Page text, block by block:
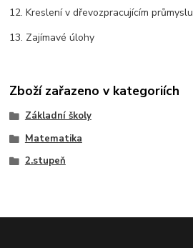
12. Kreslení v dřevozpracujícím průmyslu
13. Zajímavé úlohy
Zboží zařazeno v kategoriích
Základní školy
Matematika
2.stupeň